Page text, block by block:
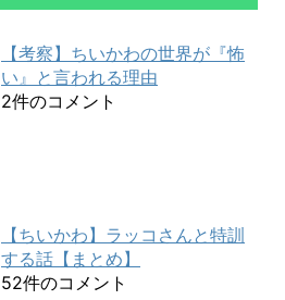
【考察】ちいかわの世界が『怖
い』と言われる理由
2件のコメント
【ちいかわ】ラッコさんと特訓
する話【まとめ】
52件のコメント